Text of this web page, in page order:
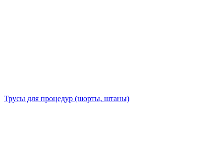
Трусы для процедур (шорты, штаны)